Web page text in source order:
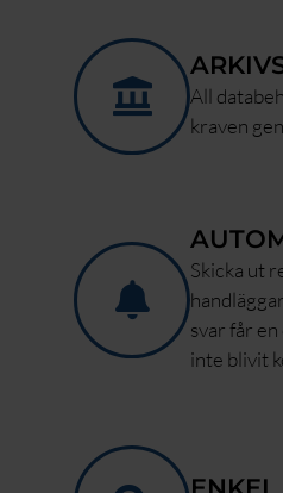
All
kraven
Skicka ut
svar får
inte blivit